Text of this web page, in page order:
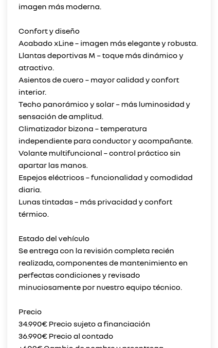
imagen más moderna.
Confort y diseño
Acabado xLine – imagen más elegante y robusta.
Llantas deportivas M – toque más dinámico y
atractivo.
Asientos de cuero – mayor calidad y confort
interior.
Techo panorámico y solar – más luminosidad y
sensación de amplitud.
Climatizador bizona – temperatura
independiente para conductor y acompañante.
Volante multifuncional – control práctico sin
apartar las manos.
Espejos eléctricos – funcionalidad y comodidad
diaria.
Lunas tintadas – más privacidad y confort
térmico.
Estado del vehículo
Se entrega con la revisión completa recién
realizada, componentes de mantenimiento en
perfectas condiciones y revisado
minuciosamente por nuestro equipo técnico.
Precio
34.990€ Precio sujeto a financiación
36.990€ Precio al contado